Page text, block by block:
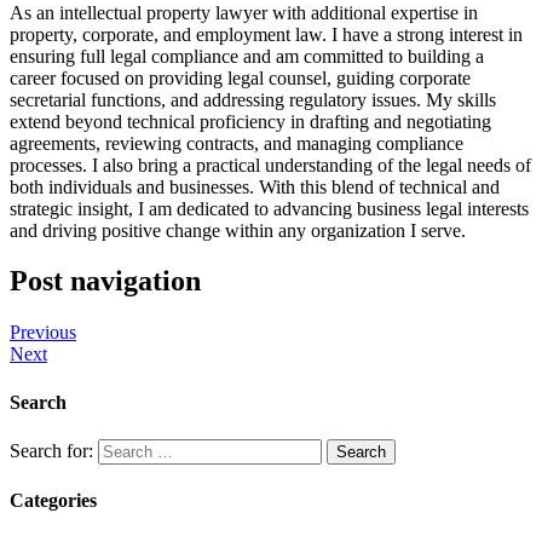
As an intellectual property lawyer with additional expertise in
property, corporate, and employment law. I have a strong interest in
ensuring full legal compliance and am committed to building a
career focused on providing legal counsel, guiding corporate
secretarial functions, and addressing regulatory issues. My skills
extend beyond technical proficiency in drafting and negotiating
agreements, reviewing contracts, and managing compliance
processes. I also bring a practical understanding of the legal needs of
both individuals and businesses. With this blend of technical and
strategic insight, I am dedicated to advancing business legal interests
and driving positive change within any organization I serve.
Post navigation
Previous
Next
Search
Search for:
Categories